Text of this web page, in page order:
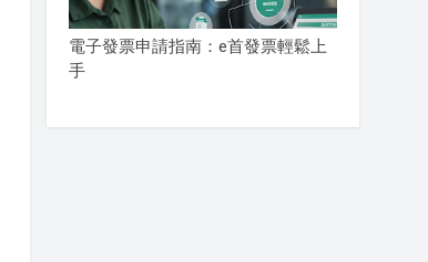
電子發票申請指南：e首發票輕鬆上
手